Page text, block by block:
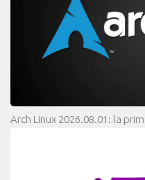
Arch Linux 2026.08.01: la